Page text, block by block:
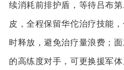
续消耗前排护盾，等待吕布
皮，全程保留华佗治疗技能
时释放，避免治疗量浪费；
的高练度对手，可更换援军